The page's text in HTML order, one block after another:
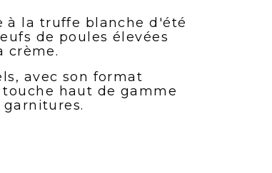
à la truffe blanche d'été
de poules élevées
crème.
avec son format
haut de gamme